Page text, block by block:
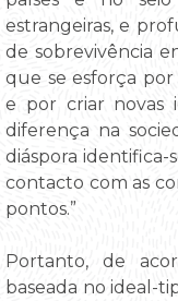
estrangeiras, e
de sobrevivência
que se esforça
e por criar novas
diferença na
diáspora identifica-
contacto com as
pontos.”
Portanto, de
baseada no ideal-